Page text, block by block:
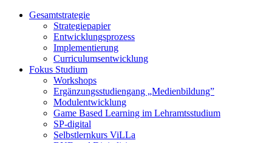
Gesamtstrategie
Strategiepapier
Entwicklungsprozess
Implementierung
Curriculumsentwicklung
Fokus Studium
Workshops
Ergänzungsstudiengang „Medienbildung”
Modulentwicklung
Game Based Learning im Lehramtsstudium
SP-digital
Selbstlernkurs ViLLa